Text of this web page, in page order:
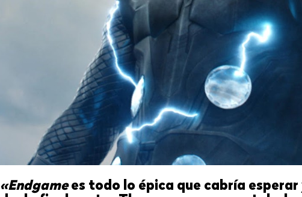
«Endgamees todo lo épica que cabría esperar